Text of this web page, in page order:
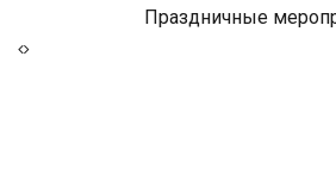
Праздничные